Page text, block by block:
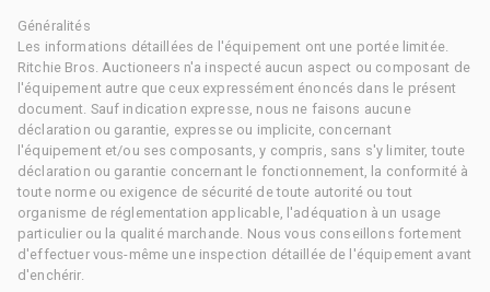
Généralités
Les informations détaillées de l'équipement ont une portée limitée.
Ritchie Bros. Auctioneers n'a inspecté aucun aspect ou composant de
l'équipement autre que ceux expressément énoncés dans le présent
document. Sauf indication expresse, nous ne faisons aucune
déclaration ou garantie, expresse ou implicite, concernant
l'équipement et/ou ses composants, y compris, sans s'y limiter, toute
déclaration ou garantie concernant le fonctionnement, la conformité à
toute norme ou exigence de sécurité de toute autorité ou tout
organisme de réglementation applicable, l'adéquation à un usage
particulier ou la qualité marchande. Nous vous conseillons fortement
d'effectuer vous-même une inspection détaillée de l'équipement avant
d'enchérir.